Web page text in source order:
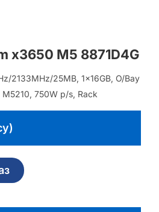
x3650 M5 8871D4G
2133MHz/25MB, 1x16GB, O/Bay
M5210, 750W p/s, Rack